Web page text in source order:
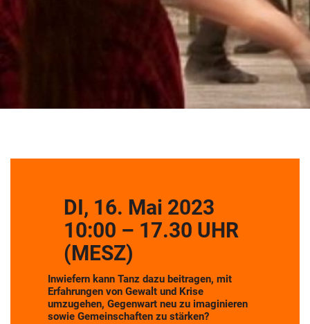
DI, 16. Mai 2023
10:00 – 17.30 UHR
(MESZ)
Inwiefern kann Tanz dazu beitragen, mit
Erfahrungen von Gewalt und Krise
umzugehen, Gegenwart neu zu imaginieren
sowie Gemeinschaften zu stärken?